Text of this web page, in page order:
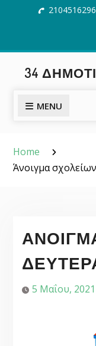
2104516296
34
MENU
Home
Άνοιγμα
5 Μαΐου, 2021